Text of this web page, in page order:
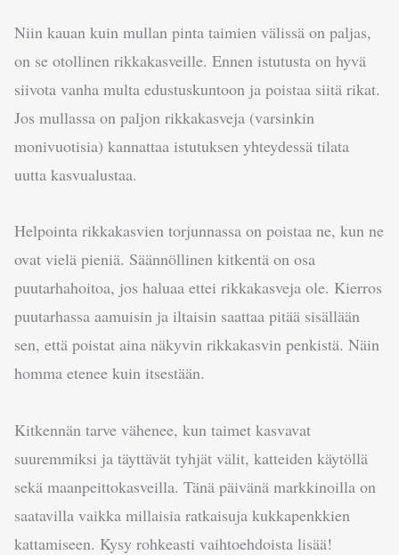
Niin kauan kuin mullan pinta taimien välissä on paljas,
on se otollinen rikkakasveille. Ennen istutusta on hyvä
siivota vanha multa edustuskuntoon ja poistaa siitä rikat.
Jos mullassa on paljon rikkakasveja (varsinkin
monivuotisia) kannattaa istutuksen yhteydessä tilata
uutta kasvualustaa.
Helpointa rikkakasvien torjunnassa on poistaa ne, kun ne
ovat vielä pieniä. Säännöllinen kitkentä on osa
puutarhahoitoa, jos haluaa ettei rikkakasveja ole. Kierros
puutarhassa aamuisin ja iltaisin saattaa pitää sisällään
sen, että poistat aina näkyvin rikkakasvin penkistä. Näin
homma etenee kuin itsestään.
Kitkennän tarve vähenee, kun taimet kasvavat
suuremmiksi ja täyttävät tyhjät välit, katteiden käytöllä
sekä maanpeittokasveilla. Tänä päivänä markkinoilla on
saatavilla vaikka millaisia ratkaisuja kukkapenkkien
kattamiseen. Kysy rohkeasti vaihtoehdoista lisää!